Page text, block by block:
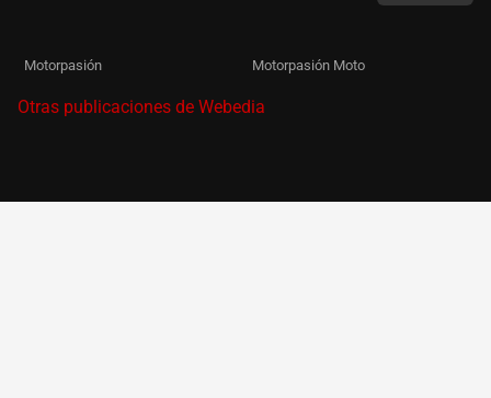
Motorpasión Motorpasión Moto
Otras publicaciones de Webedia